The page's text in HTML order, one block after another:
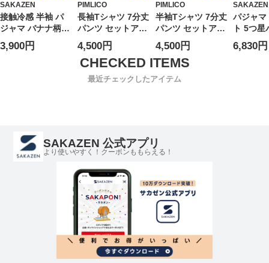
SAKAZEN
接触冷感 半袖 パ
ジャマ バナナ柄
部屋着 パジャマ
上下セット 七分丈
3,900円
PIMLICO
長袖Tシャツ 7分丈
パンツ セットアッ
プ WEB限定 スト
レッチ 吸水速乾
部屋着 パジャマ
ルームウェア シン
プル 上下セット
4,500円
PIMLICO
半袖Tシャツ 7分丈
パンツ セットアッ
プ WEB限定 スト
レッチ 吸水速乾
部屋着 パジャマ
ルームウェア シン
プル 上下セット
4,500円
SAKAZEN
パジャ
ト 5つ
綿100%
ウェー
6,830円
最近チェックしたアイテム
SAKAZEN 公式アプリ
より使いやすく！クーポンももらえる！